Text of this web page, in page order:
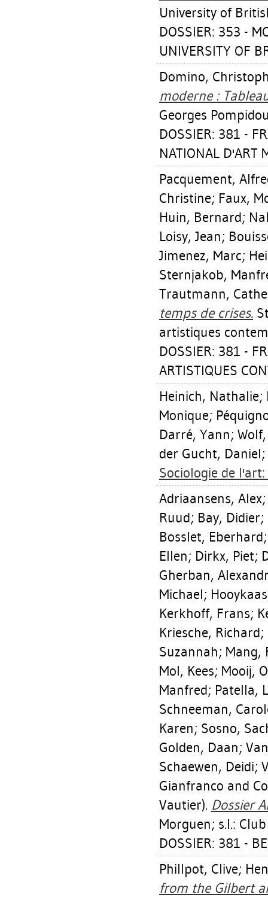
University of
DOSSIER: 353 -
UNIVERSITY OF
Domino,
moderne :
Georges
DOSSIER: 381 -
NATIONAL D'ART
Pacquement,
Christine; Faux,
Huin, Bernard;
Loisy, Jean;
Jimenez, Marc;
Sternjakob,
Trautmann,
temps de crises.
artistiques
DOSSIER: 381 -
ARTISTIQUES
Heinich, Nathalie;
Monique;
Darré, Yann;
der Gucht, Daniel;
Sociologie de l'art:
Adriaansens, Alex
Ruud; Bay, Didier;
Bosslet, Eberhard
Ellen; Dirkx, Piet;
Gherban,
Michael;
Kerkhoff, Frans;
Kriesche, Richard;
Suzannah; Mang,
Mol, Kees; Mooij,
Manfred; Patella,
Schneeman,
Karen; Sosno,
Golden, Daan;
Schaewen, Deidi;
Gianfranco and
Vautier). Dossier
Morguen; s.l.:
DOSSIER: 381 -
Phillpot, Clive;
from the Gilbert